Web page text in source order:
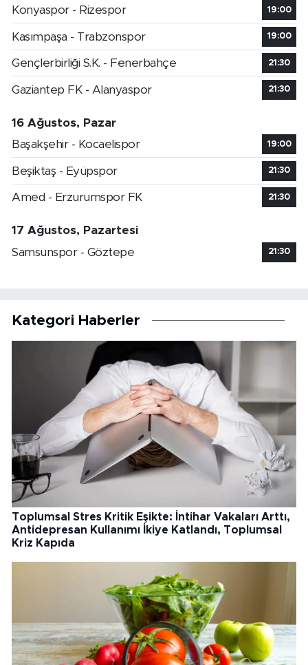
Konyaspor - Rizespor
19:00
Kasımpaşa - Trabzonspor 19:00
Gençlerbirliği S.K. - Fenerbahçe 21:30
Gaziantep FK - Alanyaspor 21:30
16 Ağustos, Pazar
Başakşehir - Kocaelispor
19:00
Beşiktaş - Eyüpspor 21:30
Amed - Erzurumspor FK 21:30
17 Ağustos, Pazartesi
Samsunspor - Göztepe
21:30
Kategori Haberler
Toplumsal Stres Kritik Eşikte: İntihar Vakaları Arttı,
Antidepresan Kullanımı İkiye Katlandı, Toplumsal
Kriz Kapıda